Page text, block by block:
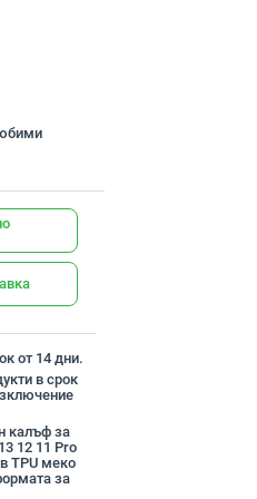
от 14 дни.
в срок
калъф за
12 11 Pro
TPU меко
за